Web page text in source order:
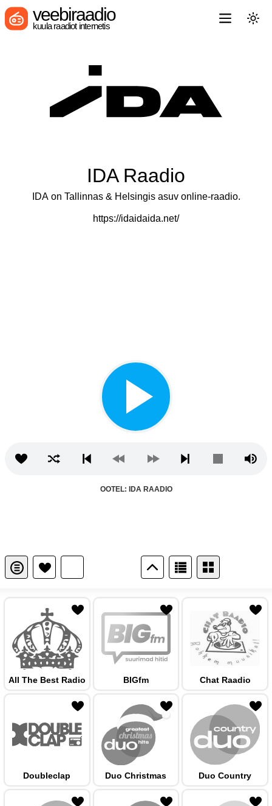
veebiraadio
kuula raadiot internetis
IDA Raadio
IDA on Tallinnas & Helsingis asuv online-raadio.
https://idaidaida.net/
OOTEL: IDA RAADIO
All The Best Radio BIGfm Chat Raadio
Doubleclap Duo Christmas Duo Country